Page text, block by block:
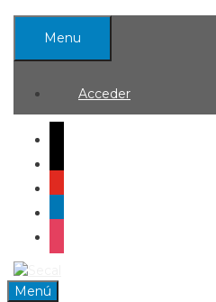
Saltar
Menu
Acceder
Menú